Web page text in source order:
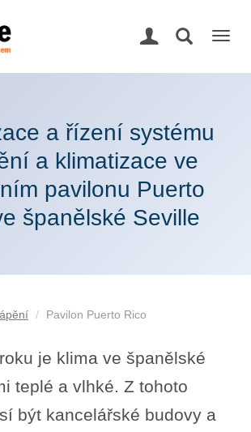
a řízení systému
a klimatizace ve
pavilonu Puerto
španělské Seville
Pavilon Puerto Rico
je klima ve španělské
teplé a vlhké. Z tohoto
být kancelářské budovy a